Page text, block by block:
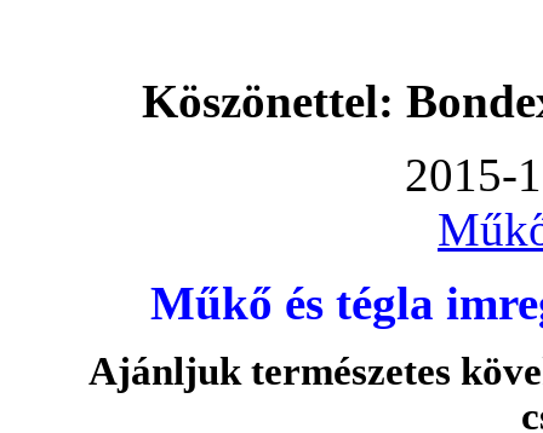
Köszönettel:
2015-
Műkő és tégla
Ajánljuk természetes